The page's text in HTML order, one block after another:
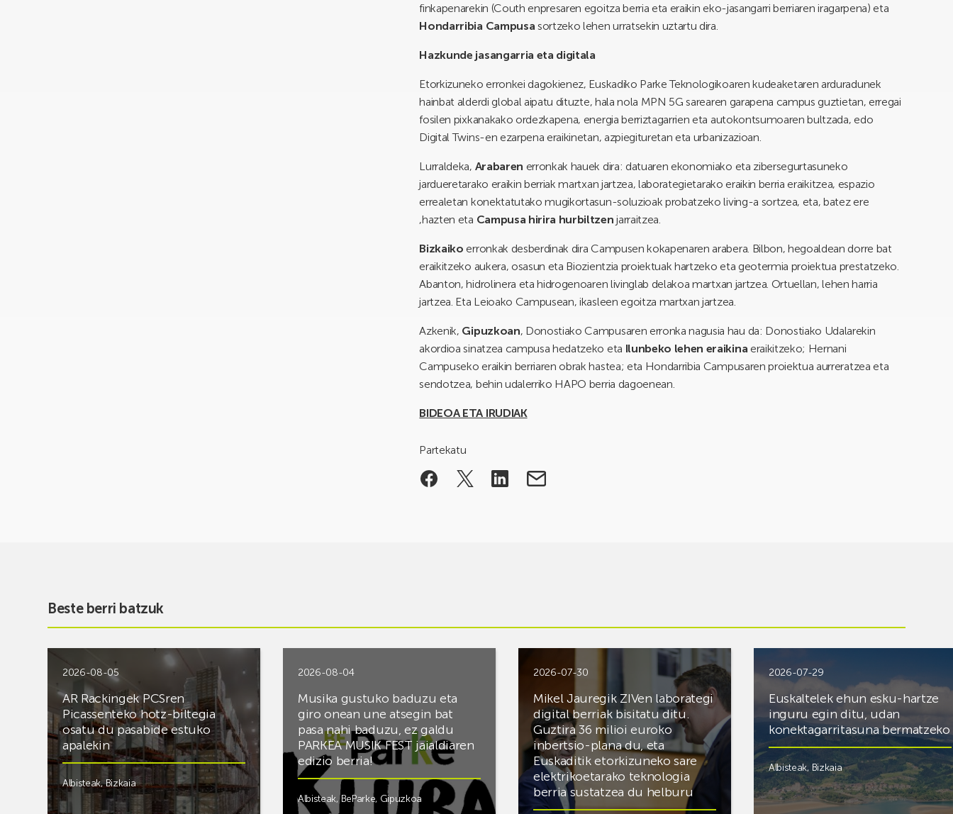
finkapenarekin (Couth enpresaren egoitza berria eta eraikin eko-jasangarri berriaren iragarpena) eta
Hondarribia Campusa sortzeko lehen urratsekin uztartu dira.
Hazkunde jasangarria eta digitala
Etorkizuneko erronkei dagokienez, Euskadiko Parke Teknologikoaren kudeaketaren arduradunek
hainbat alderdi global aipatu dituzte, hala nola MPN 5G sarearen garapena campus guztietan, erregai
fosilen pixkanakako ordezkapena, energia berriztagarrien eta autokontsumoaren bultzada, edo
Digital Twins-en ezarpena eraikinetan, azpiegituretan eta urbanizazioan.
Lurraldeka, Arabaren erronkak hauek dira: datuaren ekonomiako eta zibersegurtasuneko
jardueretarako eraikin berriak martxan jartzea, laborategietarako eraikin berria eraikitzea, espazio
errealetan konektatutako mugikortasun-soluzioak probatzeko living-a sortzea, eta, batez ere
,hazten eta Campusa hirira hurbiltzen jarraitzea.
Bizkaiko erronkak desberdinak dira Campusen kokapenaren arabera. Bilbon, hegoaldean dorre bat
eraikitzeko aukera, osasun eta Biozientzia proiektuak hartzeko eta geotermia proiektua prestatzeko.
Abanton, hidrolinera eta hidrogenoaren livinglab delakoa martxan jartzea. Ortuellan, lehen harria
jartzea. Eta Leioako Campusean, ikasleen egoitza martxan jartzea.
Azkenik, Gipuzkoan, Donostiako Campusaren erronka nagusia hau da: Donostiako Udalarekin
akordioa sinatzea campusa hedatzeko eta Ilunbeko lehen eraikina eraikitzeko; Hernani
Campuseko eraikin berriaren obrak hastea; eta Hondarribia Campusaren proiektua aurreratzea eta
sendotzea, behin udalerriko HAPO berria dagoenean.
BIDEOA ETA IRUDIAK
Partekatu
Beste berri batzuk
2026-08-05
AR Rackingek PCSren
Picassenteko hotz-biltegia
osatu du pasabide estuko
apalekin
Albisteak,Bizkaia
2026-08-04
Musika gustuko baduzu eta
giro onean une atsegin bat
pasa nahi baduzu, ez galdu
PARKEA MUSIK FEST jaialdiaren
edizio berria!
Albisteak,BeParke, Gipuzkoa
2026-07-30
Mikel Jauregik ZIVen laborategi
digital berriak bisitatu ditu.
Guztira 36 milioi euroko
inbertsio-plana du, eta
Euskaditik etorkizuneko sare
elektrikoetarako teknologia
berria sustatzea du helburu
2026-07-29
Euskaltelek ehun esku-hartze
inguru egin ditu, udan
konektagarritasuna bermatzeko
Albisteak, Bizkaia